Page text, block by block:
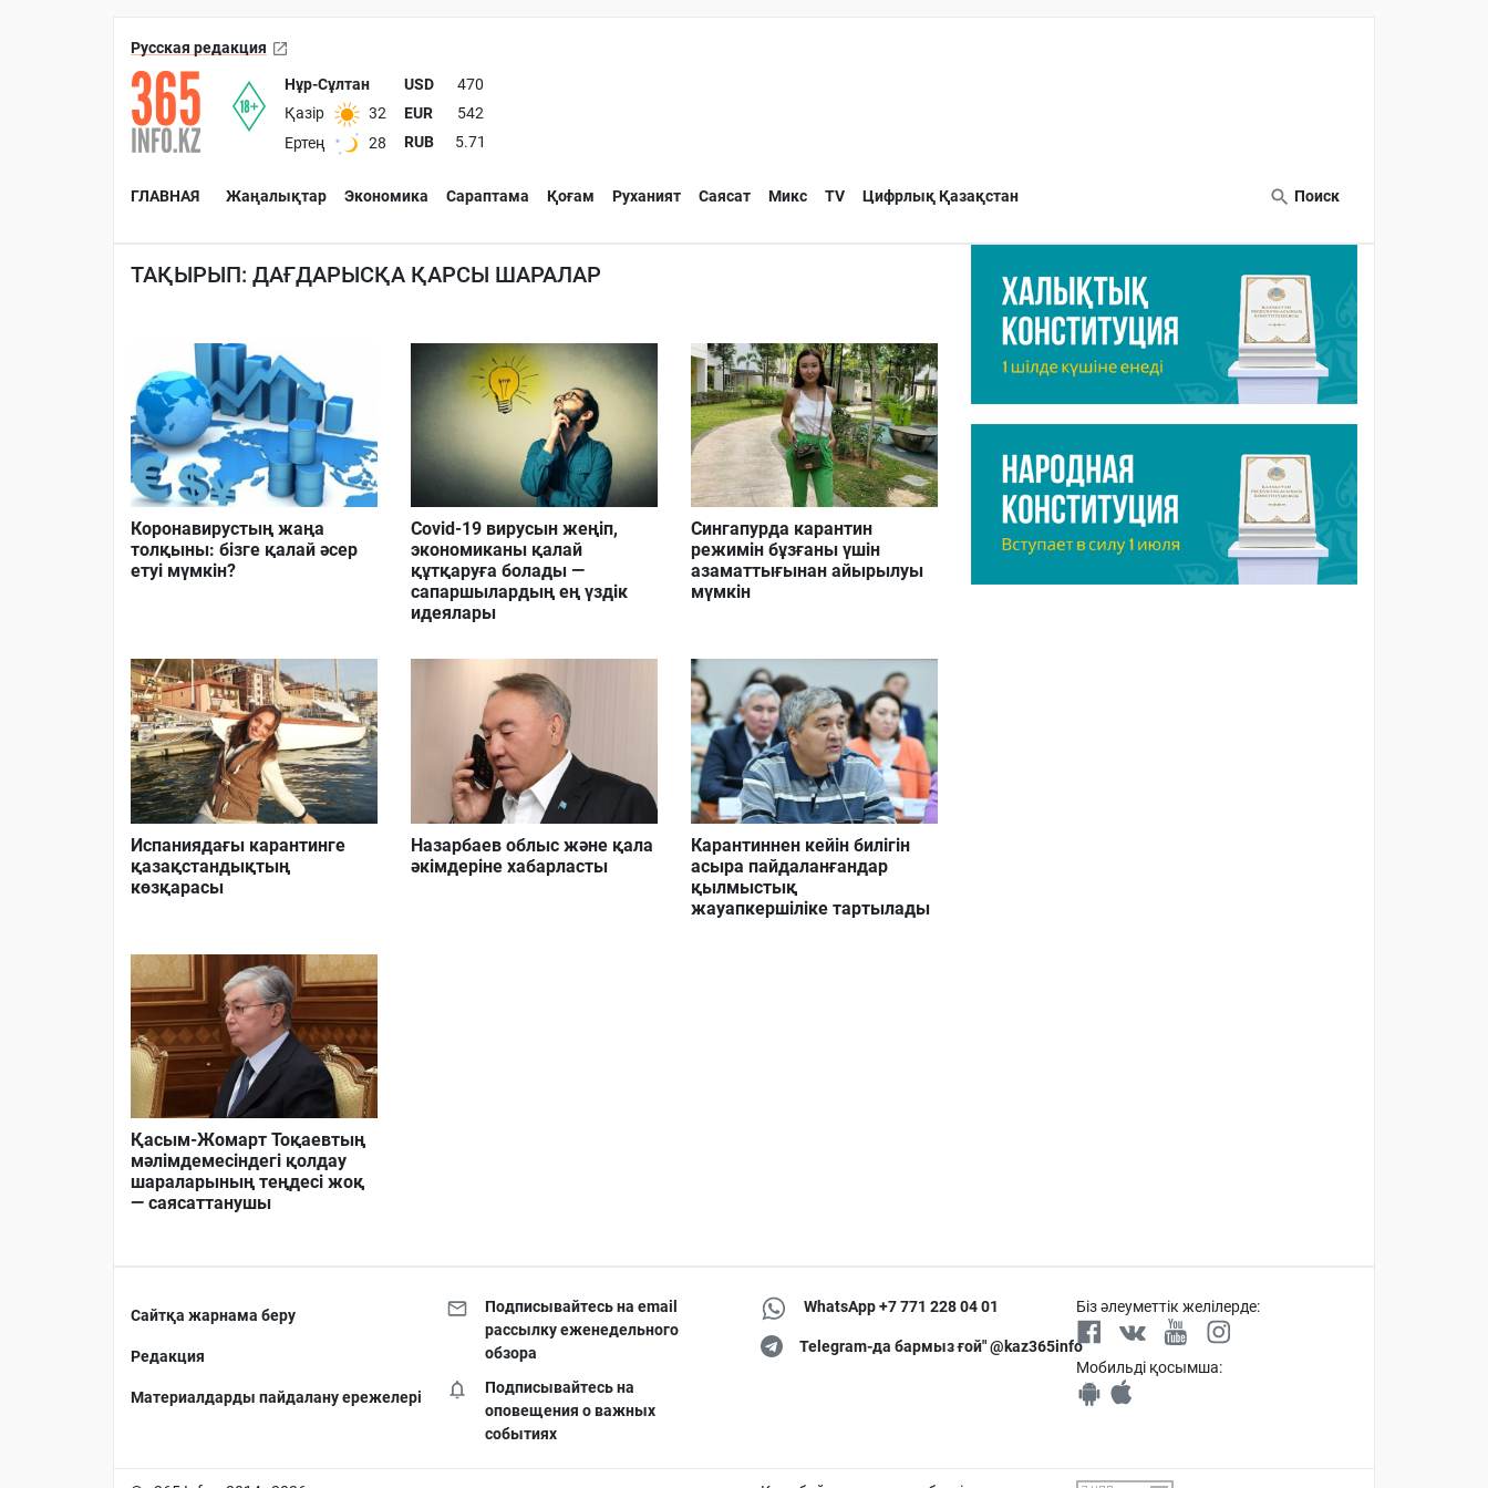
Русская редакция
Нұр-Сұлтан
Қазір
32
Ертең
28
USD
470
EUR
542
RUB
5.71
ГЛАВНАЯ Жаңалықтар Экономика Сараптама Қоғам Руханият Саясат Микс TV Цифрлық Қазақстан Поиск
ТАҚЫРЫП: ДАҒДАРЫСҚА ҚАРСЫ ШАРАЛАР
Коронавирустың жаңа
толқыны: бізге қалай әсер
етуі мүмкін?
Сovid-19 вирусын жеңіп,
экономиканы қалай
құтқаруға болады —
сапаршылардың ең үздік
идеялары
Сингапурда карантин
режимін бұзғаны үшін
азаматтығынан айырылуы
мүмкін
Испаниядағы карантинге
қазақстандықтың
көзқарасы
Назарбаев облыс және қала
әкімдеріне хабарласты
Карантиннен кейін билігін
асыра пайдаланғандар
қылмыстық
жауапкершіліке тартылады
Қасым-Жомарт Тоқаевтың
мәлімдемесіндегі қолдау
шараларының теңдесі жоқ
— саясаттанушы
Сайтқа жарнама беру
Редакция
Материалдарды пайдалану ережелері
Подписывайтесь на email
рассылку еженедельного
обзора
Подписывайтесь на
оповещения о важных
событиях
WhatsApp +7 771 228 04 01
Telegram-да бармыз ғой" @kaz365info
Біз әлеуметтік желілерде:
Мобильді қосымша: